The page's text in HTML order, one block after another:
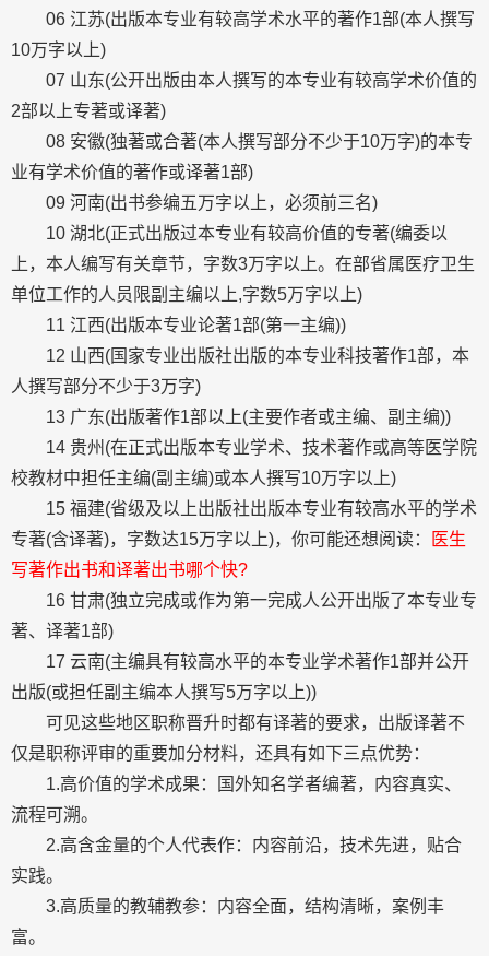
06 江苏(出版本专业有较高学术水平的著作1部(本人撰写
10万字以上)
07 山东(公开出版由本人撰写的本专业有较高学术价值的
2部以上专著或译著)
08 安徽(独著或合著(本人撰写部分不少于10万字)的本专
业有学术价值的著作或译著1部)
09 河南(出书参编五万字以上，必须前三名)
10 湖北(正式出版过本专业有较高价值的专著(编委以
上，本人编写有关章节，字数3万字以上。在部省属医疗卫生
单位工作的人员限副主编以上,字数5万字以上)
11 江西(出版本专业论著1部(第一主编))
12 山西(国家专业出版社出版的本专业科技著作1部，本
人撰写部分不少于3万字)
13 广东(出版著作1部以上(主要作者或主编、副主编))
14 贵州(在正式出版本专业学术、技术著作或高等医学院
校教材中担任主编(副主编)或本人撰写10万字以上)
15 福建(省级及以上出版社出版本专业有较高水平的学术
专著(含译著)，字数达15万字以上)，你可能还想阅读：
医生
写著作出书和译著出书哪个快?
16 甘肃(独立完成或作为第一完成人公开出版了本专业专
著、译著1部)
17 云南(主编具有较高水平的本专业学术著作1部并公开
出版(或担任副主编本人撰写5万字以上))
可见这些地区职称晋升时都有译著的要求，出版译著不
仅是职称评审的重要加分材料，还具有如下三点优势：
1.高价值的学术成果：国外知名学者编著，内容真实、
流程可溯。
2.高含金量的个人代表作：内容前沿，技术先进，贴合
实践。
3.高质量的教辅教参：内容全面，结构清晰，案例丰
富。